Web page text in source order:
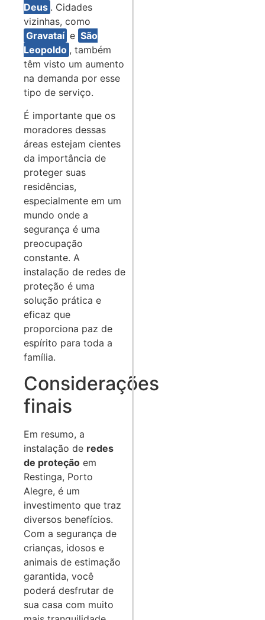
Deus . Cidades
vizinhas, como
Gravataí e São
Leopoldo , também
têm visto um aumento
na demanda por esse
tipo de serviço.
É importante que os
moradores dessas
áreas estejam cientes
da importância de
proteger suas
residências,
especialmente em um
mundo onde a
segurança é uma
preocupação
constante. A
instalação de redes de
proteção é uma
solução prática e
eficaz que
proporciona paz de
espírito para toda a
família.
Considerações
finais
Em resumo, a
instalação de redes
de proteção em
Restinga, Porto
Alegre, é um
investimento que traz
diversos benefícios.
Com a segurança de
crianças, idosos e
animais de estimação
garantida, você
poderá desfrutar de
sua casa com muito